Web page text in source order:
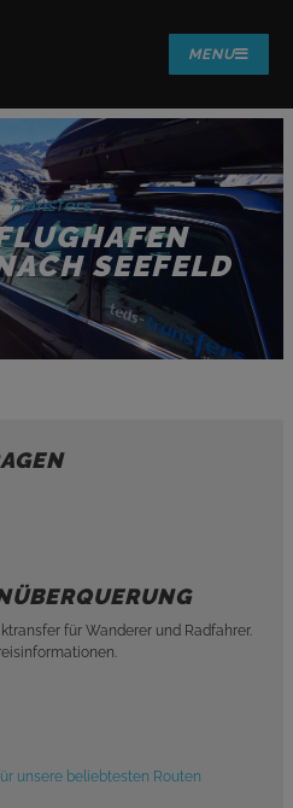
MENU
Transfers
SEEFELD
für Wanderer und Radfahrer.
unsere beliebtesten Routen